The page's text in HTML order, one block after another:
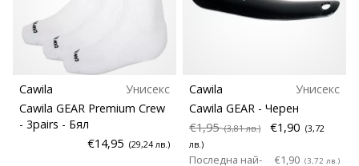
Cawila
Унисекс
Cawila GEAR Premium Crew
- 3pairs - Бял
€14,95 (29,24 лв.)
Cawila
Унисекс
Cawila GEAR - Черен
€1,95(3,81 лв.) €1,90 (3,72
лв.)
Последна най- €1,90 (3,72 лв.)